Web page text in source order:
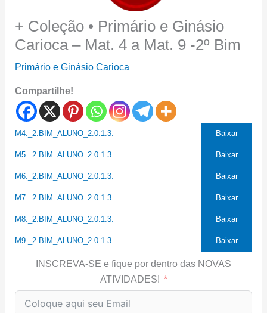
+ Coleção • Primário e Ginásio
Carioca – Mat. 4 a Mat. 9 -2º Bim
Primário e Ginásio Carioca
Compartilhe!
M4._2.BIM_ALUNO_2.0.1.3. Baixar
M5._2.BIM_ALUNO_2.0.1.3. Baixar
M6._2.BIM_ALUNO_2.0.1.3. Baixar
M7._2.BIM_ALUNO_2.0.1.3. Baixar
M8._2.BIM_ALUNO_2.0.1.3. Baixar
M9._2.BIM_ALUNO_2.0.1.3. Baixar
INSCREVA-SE e fique por dentro das NOVAS
ATIVIDADES!